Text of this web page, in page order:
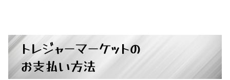
トレジャーマーケットの
お支払い方法